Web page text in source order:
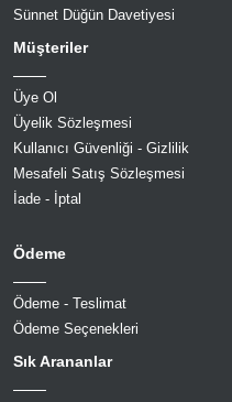
Sünnet Düğün Davetiyesi
Müşteriler
Üye Ol
Üyelik Sözleşmesi
Kullanıcı Güvenliği - Gizlilik
Mesafeli Satış Sözleşmesi
İade - İptal
Ödeme
Ödeme - Teslimat
Ödeme Seçenekleri
Sık Arananlar